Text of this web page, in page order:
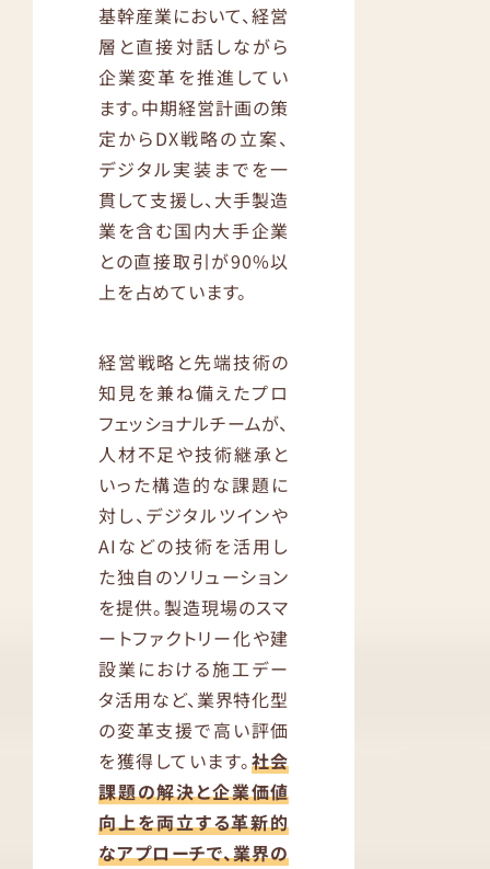
基幹産業において、経営
層と直接対話しながら
企業変革を推進してい
ます。中期経営計画の策
定からDX戦略の立案、
デジタル実装までを一
貫して支援し、大手製造
業を含む国内大手企業
との直接取引が90%以
上を占めています。
経営戦略と先端技術の
知見を兼ね備えたプロ
フェッショナルチームが、
人材不足や技術継承と
いった構造的な課題に
対し、デジタルツインや
AIなどの技術を活用し
た独自のソリューション
を提供。製造現場のスマ
ートファクトリー化や建
設業における施工デー
タ活用など、業界特化型
の変革支援で高い評価
を獲得しています。社会
課題の解決と企業価値
向上を両立する革新的
なアプローチで、業界の